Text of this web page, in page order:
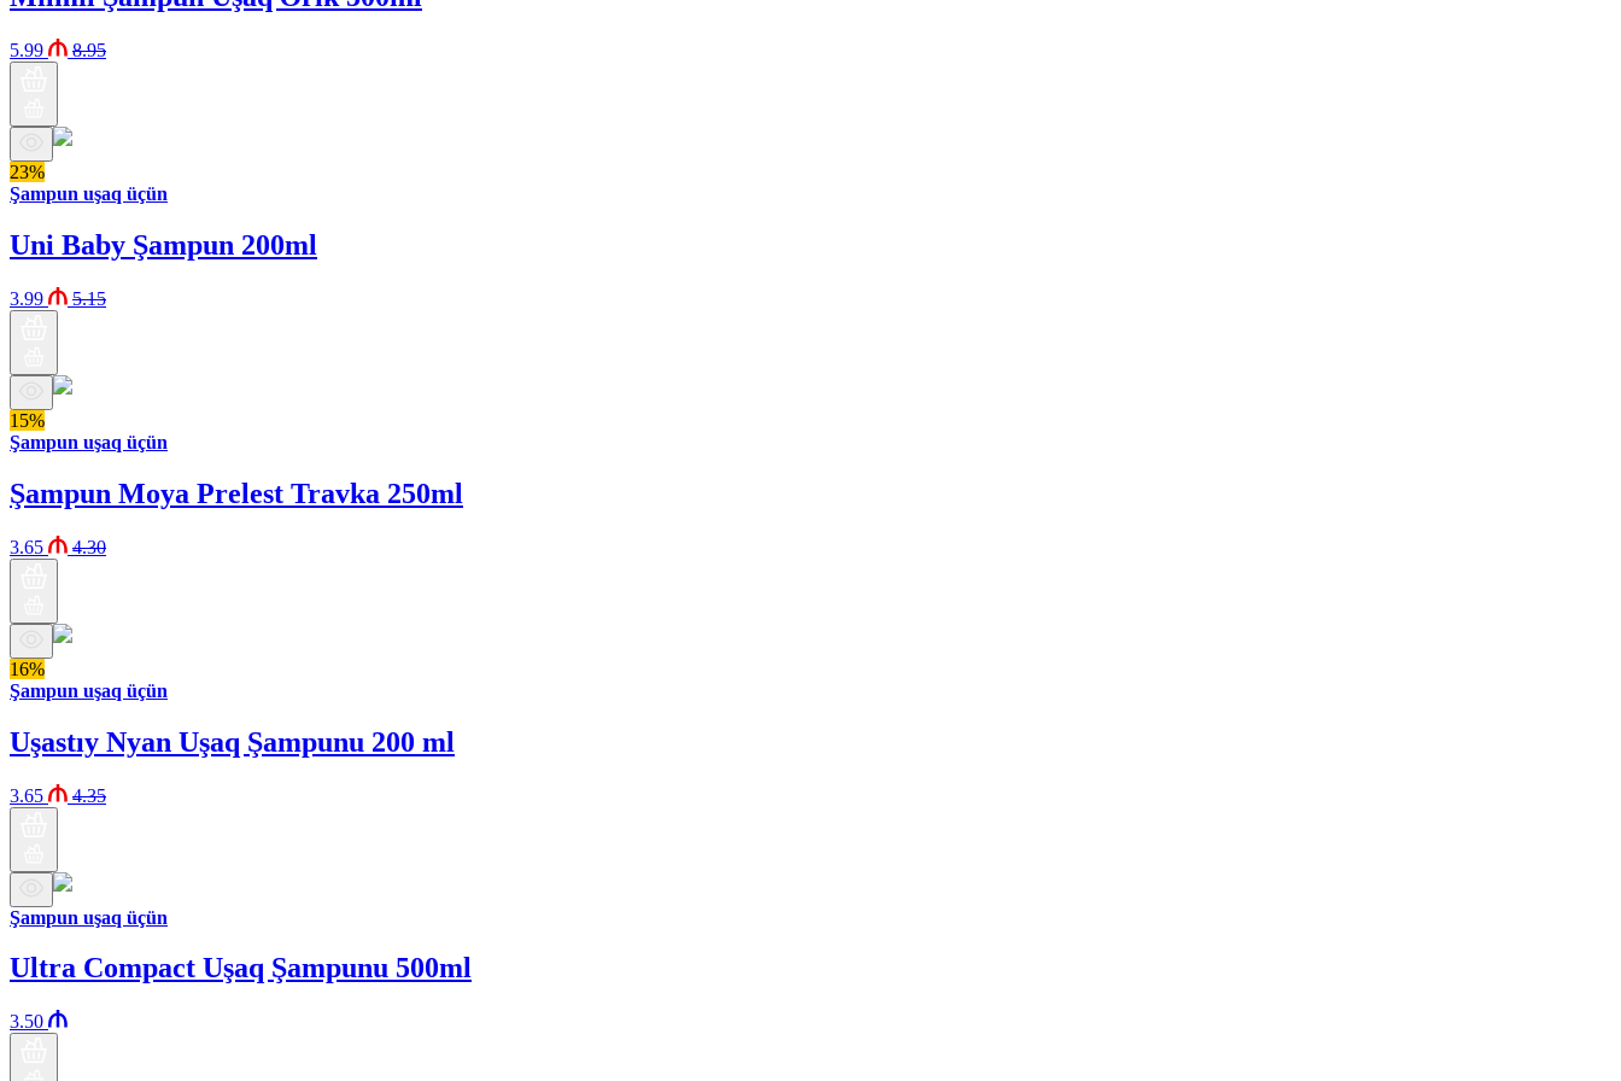
5.99 8.95
23%
Şampun uşaq üçün
Uni Baby Şampun 200ml
3.99 5.15
15%
Şampun uşaq üçün
Şampun Moya Prelest Travka 250ml
3.65 4.30
16%
Şampun uşaq üçün
Uşastıy Nyan Uşaq Şampunu 200 ml
3.65 4.35
Şampun uşaq üçün
Ultra Compact Uşaq Şampunu 500ml
3.50